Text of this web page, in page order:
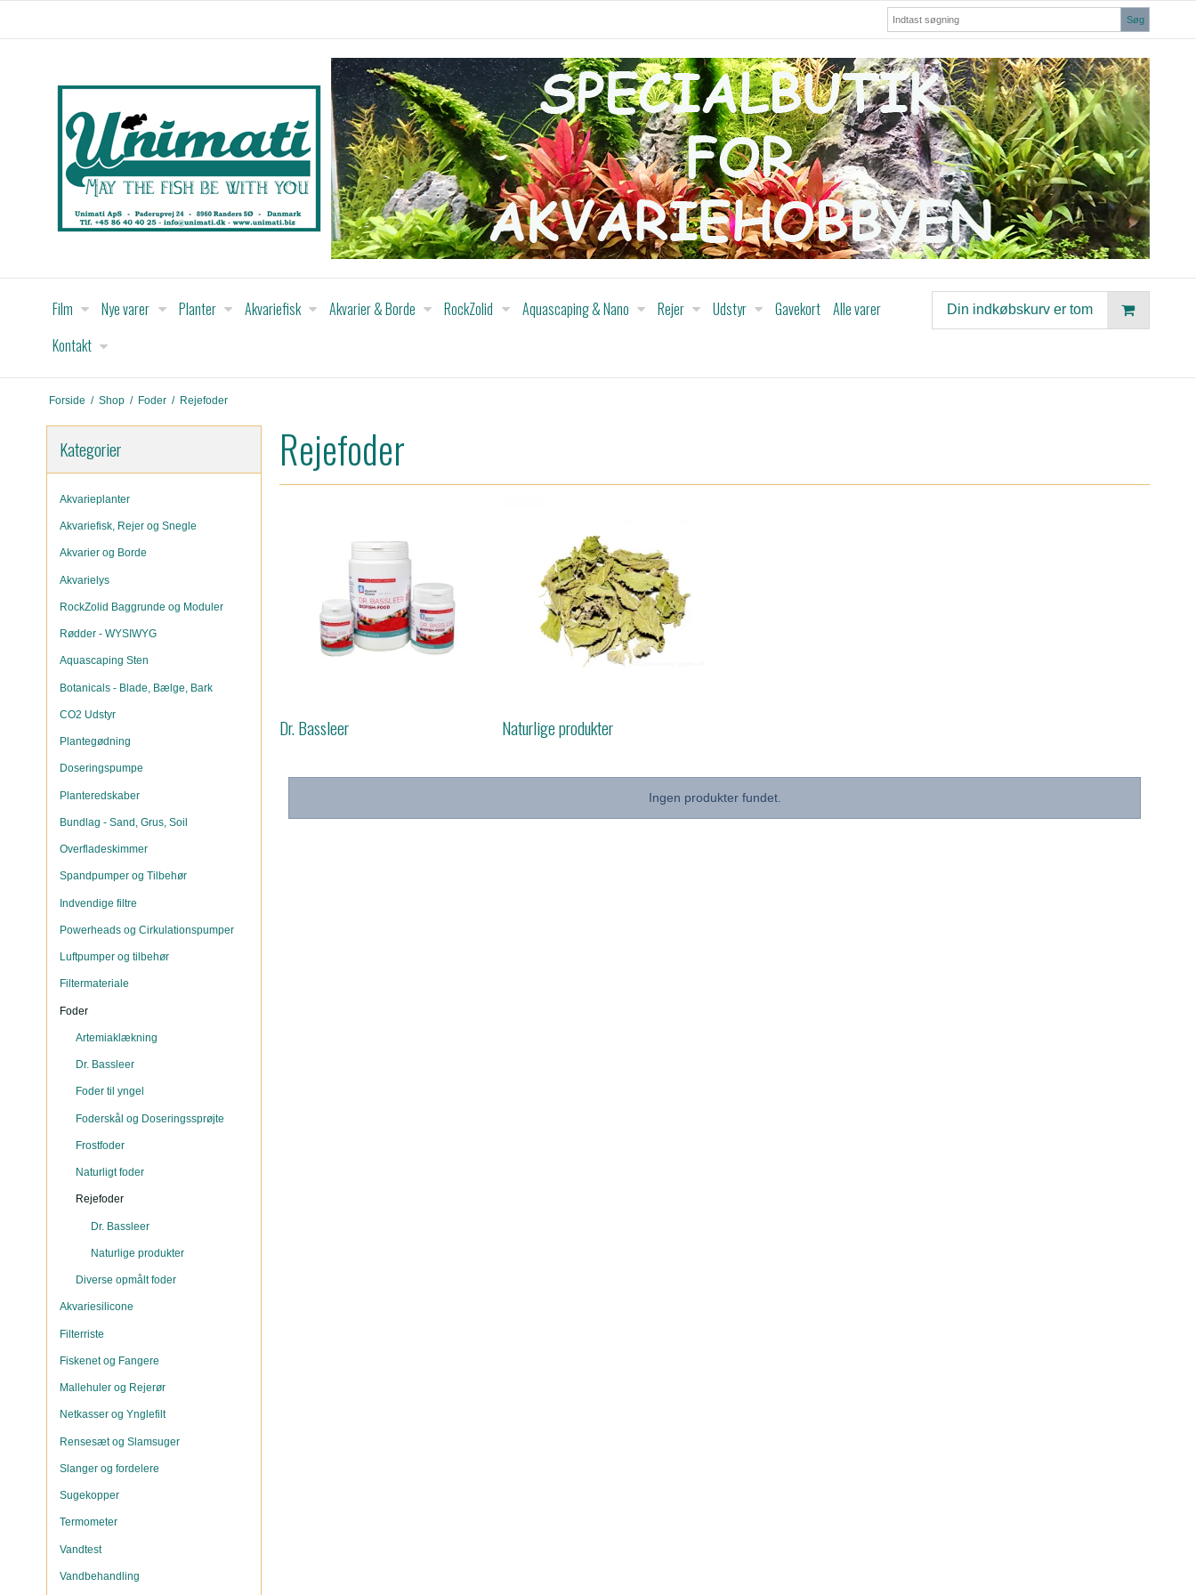
Søg
Film Nye varer Planter Akvariefisk Akvarier & Borde RockZolid Aquascaping & Nano Rejer Udstyr Gavekort Alle varer
Kontakt
Din indkøbskurv er tom
Forside / Shop / Foder / Rejefoder
Kategorier
Akvarieplanter
Akvariefisk, Rejer og Snegle
Akvarier og Borde
Akvarielys
RockZolid Baggrunde og Moduler
Rødder - WYSIWYG
Aquascaping Sten
Botanicals - Blade, Bælge, Bark
CO2 Udstyr
Plantegødning
Doseringspumpe
Planteredskaber
Bundlag - Sand, Grus, Soil
Overfladeskimmer
Spandpumper og Tilbehør
Indvendige filtre
Powerheads og Cirkulationspumper
Luftpumper og tilbehør
Filtermateriale
Foder
Artemiaklækning
Dr. Bassleer
Foder til yngel
Foderskål og Doseringssprøjte
Frostfoder
Naturligt foder
Rejefoder
Dr. Bassleer
Naturlige produkter
Diverse opmålt foder
Akvariesilicone
Filterriste
Fiskenet og Fangere
Mallehuler og Rejerør
Netkasser og Ynglefilt
Rensesæt og Slamsuger
Slanger og fordelere
Sugekopper
Termometer
Vandtest
Vandbehandling
Rejefoder
Dr. Bassleer Naturlige produkter
Ingen produkter fundet.